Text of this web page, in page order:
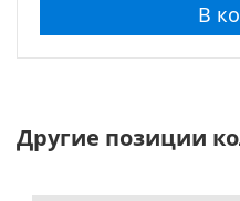
В
Другие позиции